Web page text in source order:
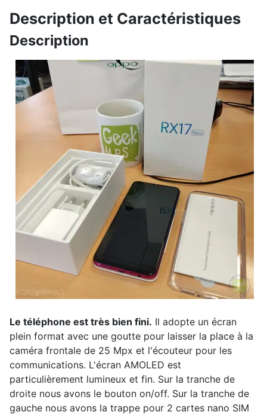
Description et Caractéristiques
Description
Le téléphone est très bien fini. Il adopte un écran
plein format avec une goutte pour laisser la place à la
caméra frontale de 25 Mpx et l'écouteur pour les
communications. L'écran AMOLED est
particulièrement lumineux et fin. Sur la tranche de
droite nous avons le bouton on/off. Sur la tranche de
gauche nous avons la trappe pour 2 cartes nano SIM